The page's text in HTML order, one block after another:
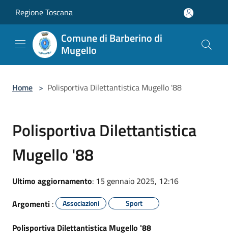
Regione Toscana
Comune di Barberino di
Mugello
Home > Polisportiva Dilettantistica Mugello '88
Polisportiva Dilettantistica
Mugello '88
Ultimo aggiornamento: 15 gennaio 2025, 12:16
Argomenti : Associazioni Sport
Polisportiva Dilettantistica Mugello '88